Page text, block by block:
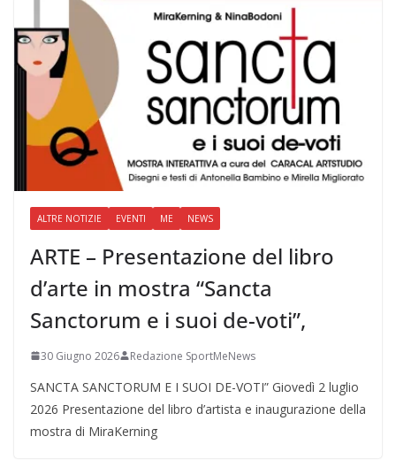
ALTRE NOTIZIE EVENTI ME NEWS
ARTE – Presentazione del libro
d’arte in mostra “Sancta
Sanctorum e i suoi de-voti”,
30 Giugno 2026 Redazione SportMeNews
SANCTA SANCTORUM E I SUOI DE-VOTI” Giovedì 2 luglio
2026 Presentazione del libro d’artista e inaugurazione della
mostra di MiraKerning